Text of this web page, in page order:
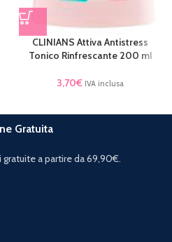
CLINIANS Attiva Antistress
Tonico Rinfrescante 200 ml
3,70€ IVA inclusa
Gratuita
a partire da 69,90€.